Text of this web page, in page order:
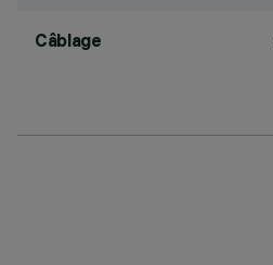
Câblage